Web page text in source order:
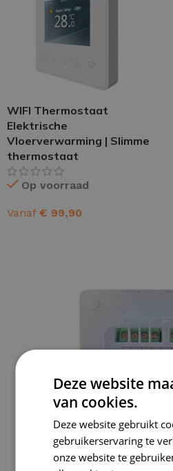
WIFI Thermostaat
Elektrische
Vloerverwarming | Slimme
thermostaat
Op voorraad
Vanaf € 99,90
Deze website
van cookies.
Deze website gebruikt
gebruikerservaring te
onze website te